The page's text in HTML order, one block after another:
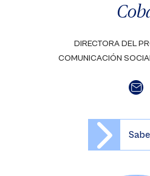
DIRECTORA DEL
COMUNICACIÓN